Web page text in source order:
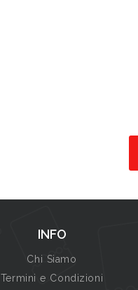
INFO
Chi Siamo
Termini e Condizioni